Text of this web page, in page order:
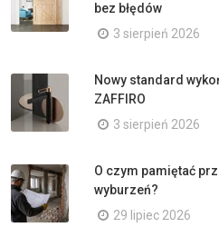
bez błędów
3 sierpień 2026
Nowy standard
ZAFFIRO
3 sierpień 2026
O czym pamiętać
wyburzeń?
29 lipiec 2026